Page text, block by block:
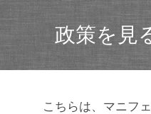
政策を見
こちらは、マニフ